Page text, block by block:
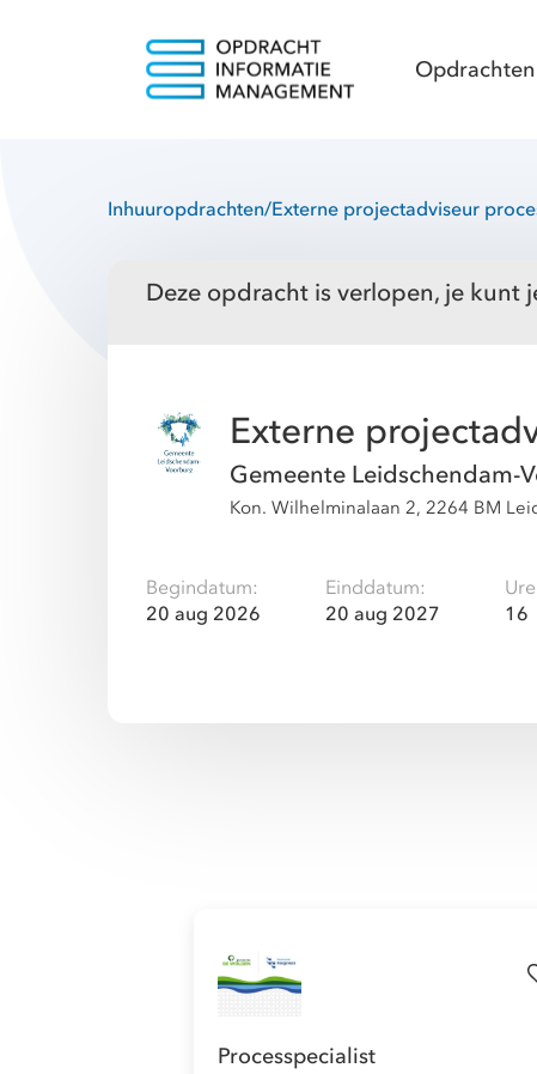
Opdrachten
Inhuuropdrachten/Externe projectadviseur
Deze opdracht is verlopen, je kunt
Externe
Gemeente Leidschendam-
Kon. Wilhelminalaan 2, 2264 BM
Begindatum:
20 aug 2026
Einddatum:
20 aug 2027
16
Processpecialist